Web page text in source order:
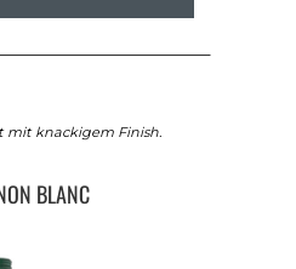
mit knackigem Finish.
BLANC